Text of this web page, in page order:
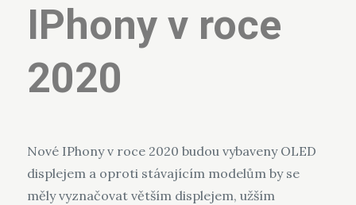
IPhony v roce
2020
Nové IPhony v roce 2020 budou vybaveny OLED
displejem a oproti stávajícím modelům by se
měly vyznačovat větším displejem, užším